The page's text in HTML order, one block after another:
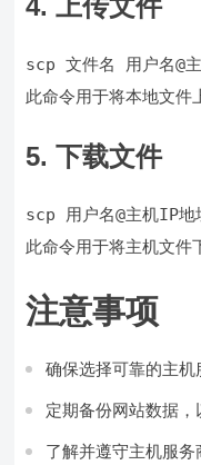
4. 上传文件
scp 文件名 用户名@
此命令用于将本地文件
5. 下载文件
scp 用户名@主机IP
此命令用于将主机文件
注意事项
确保选择可靠的主机
定期备份网站数据，
了解并遵守主机服务